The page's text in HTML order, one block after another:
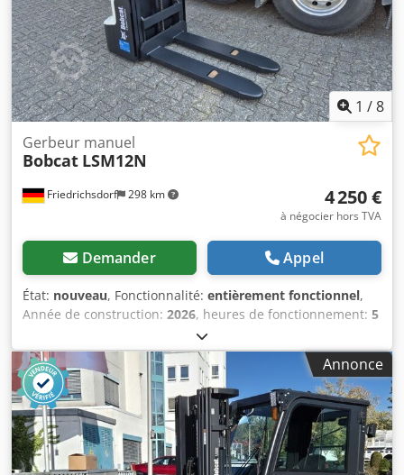
type : polyuréthane Pneus arrière état : 80 - 100% Voltage
de la batterie : 24V Batterie Ah : 300Ah Type de batterie :
PzS Dedpfx Afowzpc Demsck Année de construction de la
batterie : 2024 État de la batterie : 80 - 100 Levée libre
totale, certificat CE, Aquamatique pour les cellules de la
batterie
1 /8
Friedrichsdorf 298 km
Gerbeur manuel
Bobcat LSM12N
4 250 €
à négocier hors TVA
Demander Appel
État: nouveau, Fonctionnalité: entièrement fonctionnel,
Année de construction: 2026, heures de fonctionnement: 5
1 200 kg
mm, type de carburant:électrique, type de mât:duplex,
hauteur de construction: 2 150 mm
, longueur des
fourches: 1 150 mm , poids à vide:585 kg, longueur totale:
1 710 mm, type de transmission:Elektro, largeur de
construction:800 mm, Gerbeur électrique Dcsdpfey Uz
Sqox Afmsk Centre de gravité: 600 mm Largeur des
fourches: 180 mm Épaisseur des fourches: 60 mm Type de
Annonce